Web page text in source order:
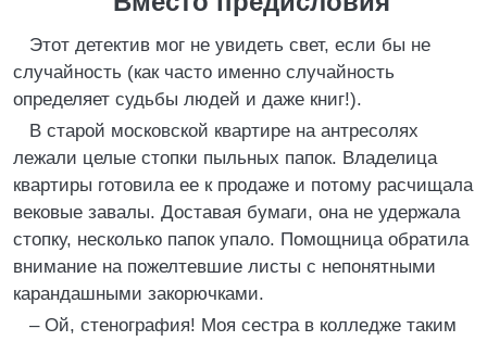
Этот детектив мог не увидеть свет, если бы не
случайность (как часто именно случайность
определяет судьбы людей и даже книг!).
В старой московской квартире на антресолях
лежали целые стопки пыльных папок. Владелица
квартиры готовила ее к продаже и потому расчищала
вековые завалы. Доставая бумаги, она не удержала
стопку, несколько папок упало. Помощница обратила
внимание на пожелтевшие листы с непонятными
карандашными закорючками.
– Ой, стенография! Моя сестра в колледже таким